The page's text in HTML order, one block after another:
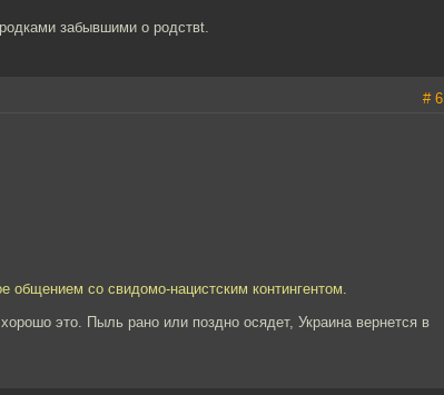
забывшими о родствt.
# 6
общением со свидомо-нацистским контингентом.
это. Пыль рано или поздно осядет, Украина вернется в